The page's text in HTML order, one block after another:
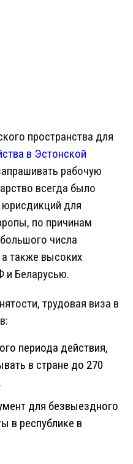
пространства для
в Эстонской
рабочую
всегда было
юрисдикций для
по причинам
числа
также высоких
и Беларусью.
трудовая виза в
периода действия,
в стране до 270
для безвыездного
в республике в